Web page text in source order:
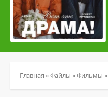
Главная »Файлы »Фильмы »